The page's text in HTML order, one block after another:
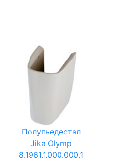
Полупьедестал
Jika Olymp
8.1961.1.000.000.1